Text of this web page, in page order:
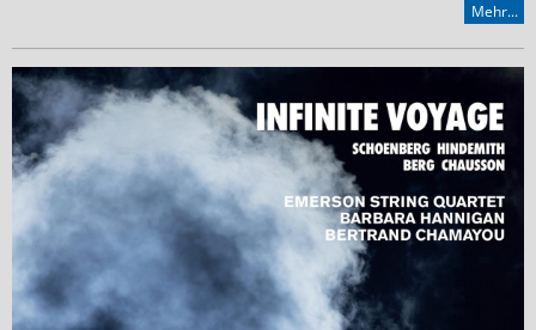
Mehr...